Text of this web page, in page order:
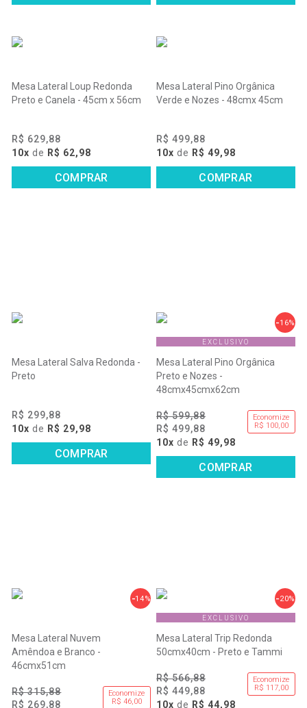
Mesa Lateral Loup Redonda
Preto e Canela - 45cm x 56cm
R$ 629,88
10x de R$ 62,98
COMPRAR
Mesa Lateral Pino Orgânica
Verde e Nozes - 48cmx 45cm
R$ 499,88
10x de R$ 49,98
COMPRAR
Mesa Lateral Salva Redonda -
Preto
R$ 299,88
10x de R$ 29,98
COMPRAR
16%
EXCLUSIVO
Mesa Lateral Pino Orgânica
Preto e Nozes -
48cmx45cmx62cm
R$ 599,88
R$ 499,88
Economize
R$ 100,00
10x de R$ 49,98
COMPRAR
14%
Mesa Lateral Nuvem
Amêndoa e Branco -
46cmx51cm
R$ 315,88
R$ 269,88
Economize
R$ 46,00
20%
EXCLUSIVO
Mesa Lateral Trip Redonda
50cmx40cm - Preto e Tammi
R$ 566,88
R$ 449,88
Economize
R$ 117,00
10x de R$ 44,98